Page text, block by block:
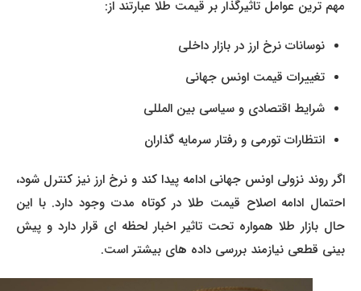
مهم ترین عوامل تاثیرگذار بر قیمت طلا عبارتند از:
نوسانات نرخ ارز در بازار داخلی
تغییرات قیمت اونس جهانی
شرایط اقتصادی و سیاسی بین المللی
انتظارات تورمی و رفتار سرمایه گذاران
اگر روند نزولی اونس جهانی ادامه پیدا کند و نرخ ارز نیز کنترل شود،
احتمال ادامه اصلاح قیمت طلا در کوتاه مدت وجود دارد. با این
حال بازار طلا همواره تحت تاثیر اخبار لحظه ای قرار دارد و پیش
بینی قطعی نیازمند بررسی داده های بیشتر است.